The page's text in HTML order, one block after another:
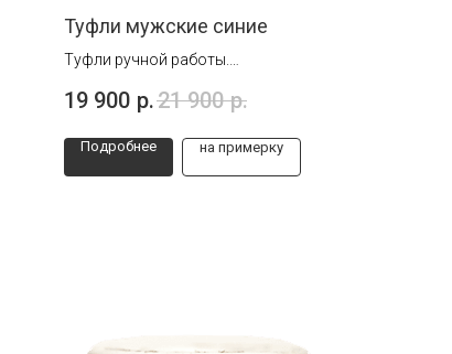
Туфли мужские синие
Туфли ручной работы.
19 900 р.21 900 р.
Подробнее на примерку